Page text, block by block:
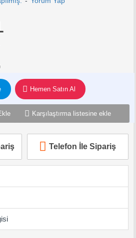
Telefon İle Sipariş
Hemen Satın Al
Karşılaştırma listesine ekle